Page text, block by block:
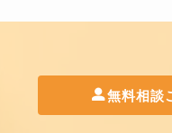
無料相談